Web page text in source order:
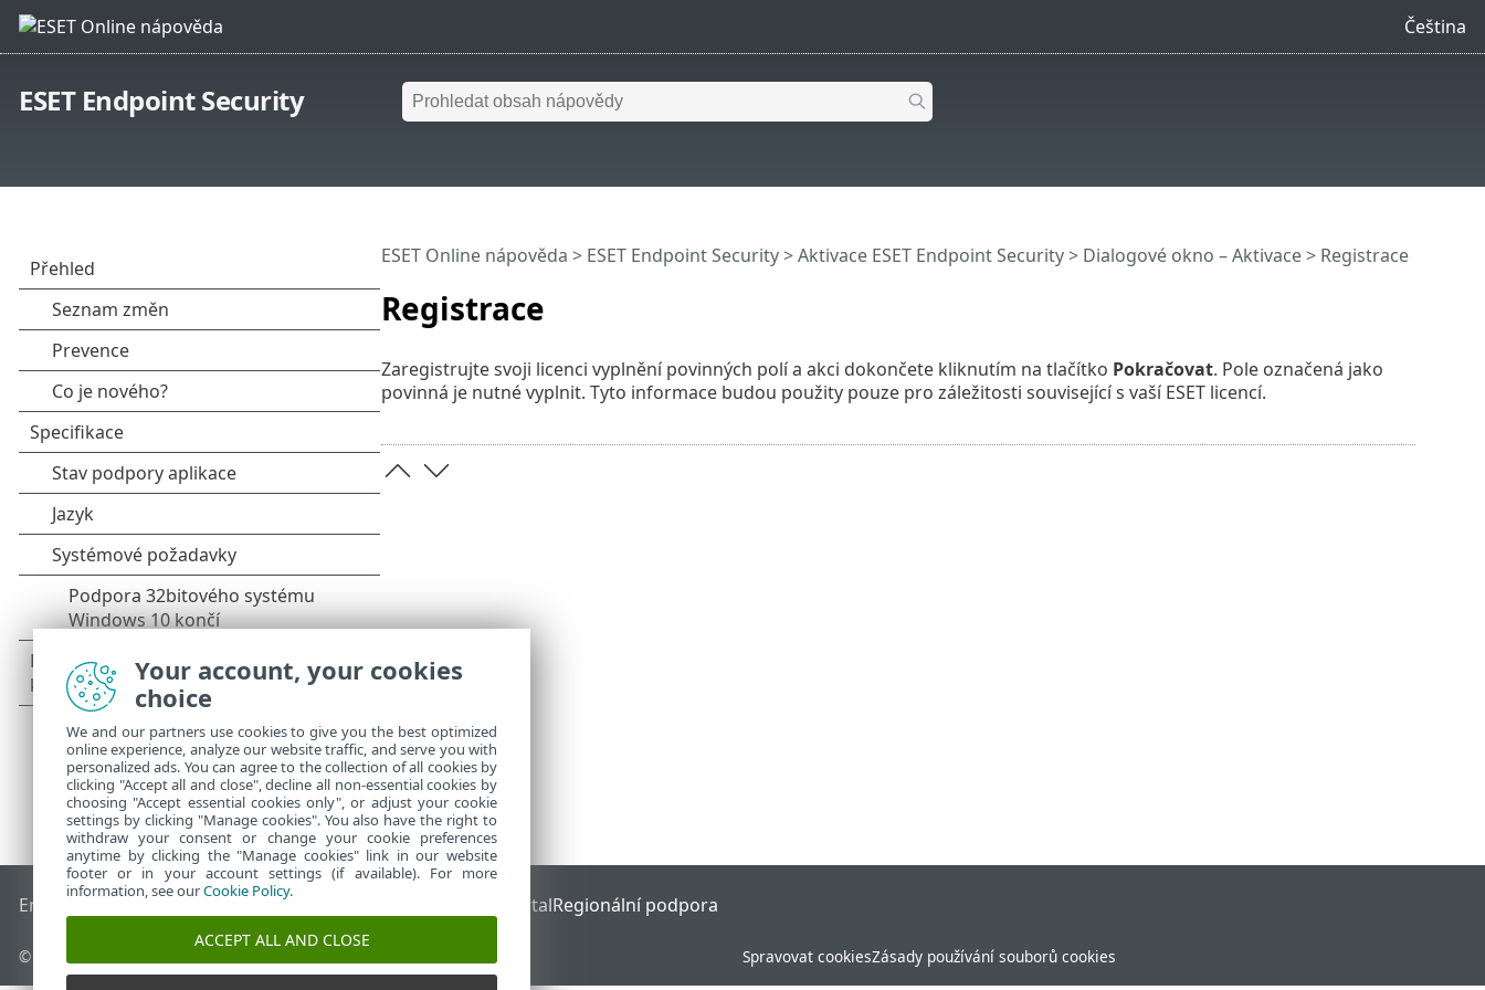
Čeština
ESET Endpoint Security
Registrace
ESET Online nápověda > ESET Endpoint Security>Aktivace ESET Endpoint Security> Dialogové okno – Aktivace > Registrace
Zaregistrujte svoji licenci vyplnění povinných polí a akci dokončete kliknutím na tlačítko Pokračovat. Pole označená jako
povinná je nutné vyplnit. Tyto informace budou použity pouze pro záležitosti související s vaší ESET licencí.
End of Life ESET Databáze znalostí ESET Status PortalRegionální podpora
© 1992 - 2026 ESET, spol. s r.o. - Všechna práva vyhrazena. Spravovat cookiesZásady používání souborů cookies
Your account, your cookies
choice
We and our partners use cookies to give you the best optimized
online experience, analyze our website traffic, and serve you with
personalized ads. You can agree to the collection of all cookies by
clicking "Accept all and close", decline all non-essential cookies by
choosing "Accept essential cookies only", or adjust your cookie
settings by clicking "Manage cookies". You also have the right to
withdraw your consent or change your cookie preferences
anytime by clicking the "Manage cookies" link in our website
footer or in your account settings (if available). For more
information, see ourCookie Policy.
ACCEPT ALL AND CLOSE